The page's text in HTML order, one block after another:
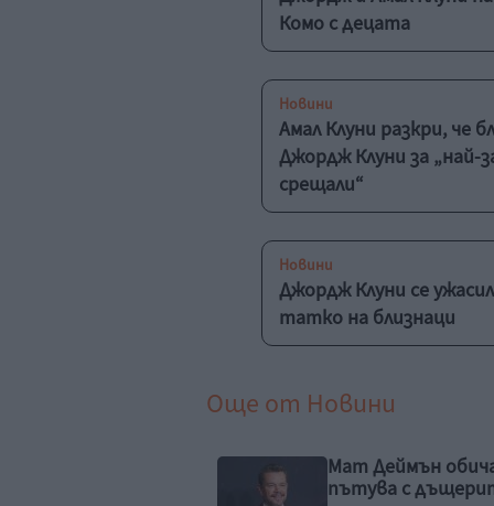
Комо с децата
Новини
Амал Клуни разкри,
Джордж Клуни за „най-
срещали“
Новини
Джордж Клуни се
татко на близнаци
Още от Новини
Дженифър Лопес
подготвя децата